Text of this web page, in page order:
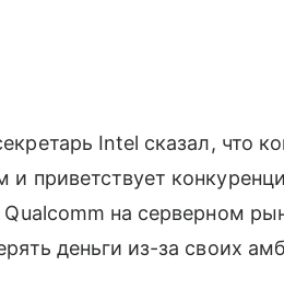
Intel сказал, что
и приветствует
Qualcomm на серверном
деньги из-за своих